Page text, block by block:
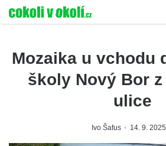
Mozaika u vchodu
školy Nový Bor
ulice
Ivo Šafus 14. 9. 2025